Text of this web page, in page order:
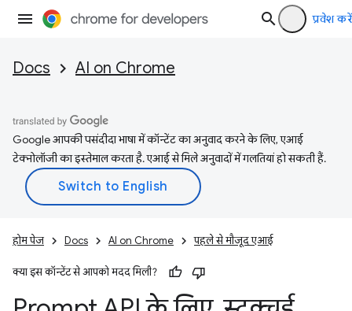
प्रवेश करें
Docs AI on Chrome
Google आपकी पसंदीदा भाषा में कॉन्टेंट का अनुवाद करने के लिए, एआई
टेक्नोलॉजी का इस्तेमाल करता है. एआई से मिले अनुवादों में गलतियां हो सकती हैं.
होम पेज Docs AI on Chrome पहले से मौजूद एआई
क्या इस कॉन्टेंट से आपको मदद मिली?